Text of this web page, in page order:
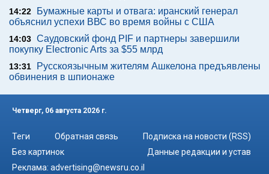
14:22
Бумажные карты и отвага: иранский генерал
объяснил успехи ВВС во время войны с США
14:03 Саудовский фонд PIF и партнеры завершили
покупку Electronic Arts за $55 млрд
13:31
Русскоязычным жителям Ашкелона предъявлены
обвинения в шпионаже
Четверг, 06 августа 2026 г.
Теги Обратная связь
Подписка на новости (RSS)
Без картинок
Данные редакции и устав
Реклама: advertising@newsru.co.il